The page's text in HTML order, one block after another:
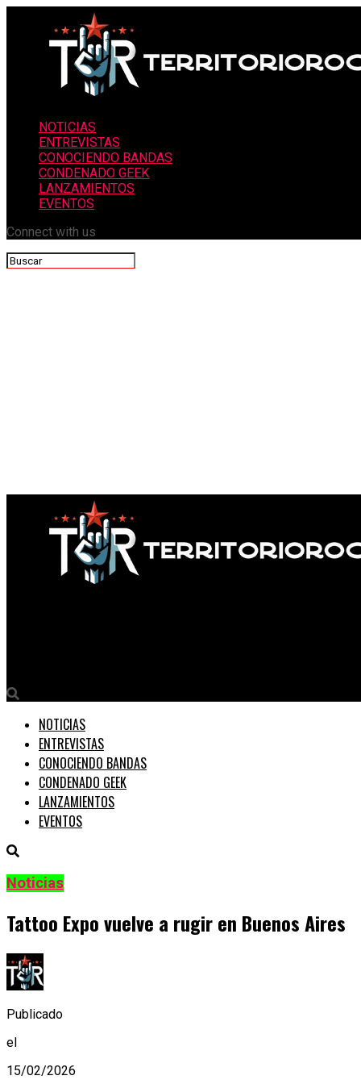
NOTICIAS
ENTREVISTAS
CONOCIENDO BANDAS
CONDENADO GEEK
LANZAMIENTOS
EVENTOS
Connect with us
NOTICIAS
ENTREVISTAS
CONOCIENDO BANDAS
CONDENADO GEEK
LANZAMIENTOS
EVENTOS
Noticias
Tattoo Expo vuelve a rugir en Buenos Aires
Publicado
el
15/02/2026